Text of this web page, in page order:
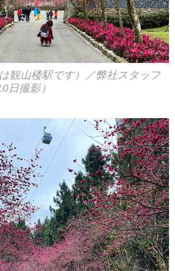
観山楼駅です）／弊社スタッフ
日撮影）